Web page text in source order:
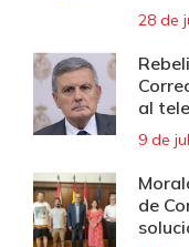
28 de
al
9 de
de